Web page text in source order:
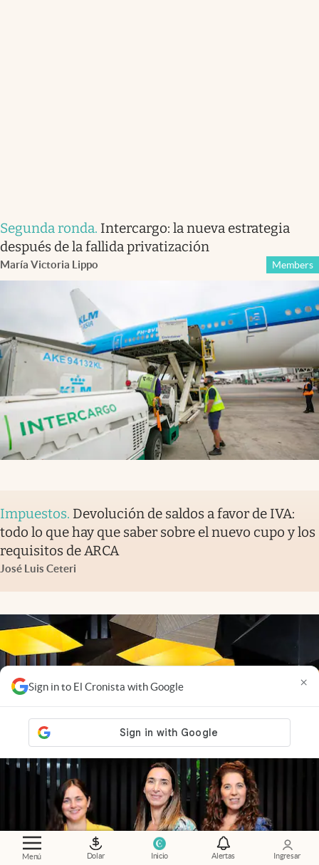
Menú Dolar Inicio Alertas Ingresar
Sign in to El Cronista with Google ×
Segunda ronda. Intercargo: la nueva estrategia
después de la fallida privatización
María Victoria Lippo Members
Impuestos. Devolución de saldos a favor de IVA:
todo lo que hay que saber sobre el nuevo cupo y los
requisitos de ARCA
José Luis Ceteri